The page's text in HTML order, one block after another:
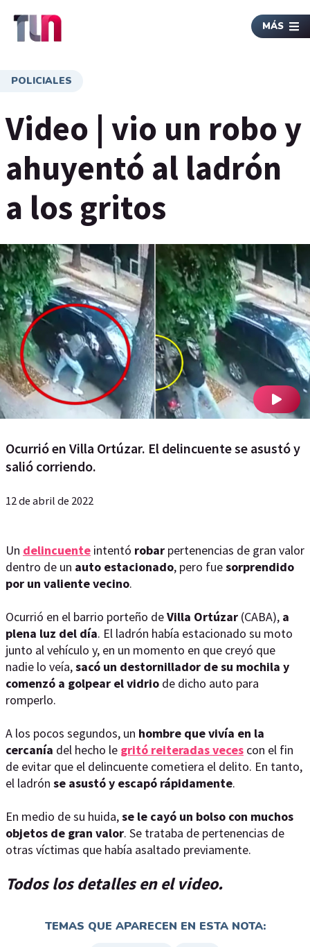
MÁS
POLICIALES
Video | vio un robo y
ahuyentó al ladrón
a los gritos
Ocurrió en Villa Ortúzar. El delincuente se asustó y
salió corriendo.
12 de abril de 2022
Un delincuente intentó robar pertenencias de gran valor
dentro de un auto estacionado, pero fuesorprendido
por un valiente vecino.
Ocurrió en el barrio porteño deVilla Ortúzar (CABA), a
plena luz del día. El ladrón había estacionado su moto
junto al vehículo y, en un momento en que creyó que
nadie lo veía,sacó un destornillador de su mochila y
comenzó a golpear el vidrio de dicho auto para
romperlo.
A los pocos segundos, un hombre que vivía en la
cercanía del hecho le gritó reiteradas veces con el fin
de evitar que el delincuente cometiera el delito. En tanto,
el ladrón se asustó y escapó rápidamente.
En medio de su huida,se le cayó un bolso con muchos
objetos de gran valor. Se trataba de pertenencias de
otras víctimas que había asaltado previamente.
Todos los detalles en el video.
TEMAS QUE APARECEN EN ESTA NOTA: